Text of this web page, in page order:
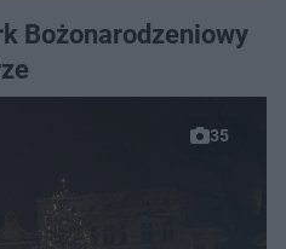
Bożonarodzeniowy
35